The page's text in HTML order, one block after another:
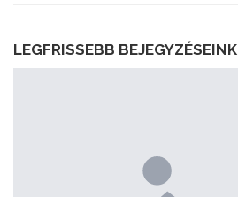
LEGFRISSEBB BEJEGYZÉSEINK